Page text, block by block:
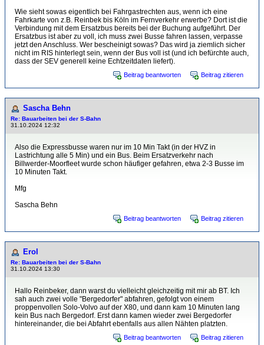
Wie sieht sowas eigentlich bei Fahrgastrechten aus, wenn ich eine
Fahrkarte von z.B. Reinbek bis Köln im Fernverkehr erwerbe? Dort ist die
Verbindung mit dem Ersatzbus bereits bei der Buchung aufgeführt. Der
Ersatzbus ist aber zu voll, ich muss zwei Busse fahren lassen, verpasse
jetzt den Anschluss. Wer bescheinigt sowas? Das wird ja ziemlich sicher
nicht im RIS hinterlegt sein, wenn der Bus voll ist (und ich befürchte auch,
dass der SEV generell keine Echtzeitdaten liefert).
Beitrag beantworten Beitrag zitieren
Sascha Behn
Re: Bauarbeiten bei der S-Bahn
31.10.2024 12:32
Also die Expressbusse waren nur im 10 Min Takt (in der HVZ in
Lastrichtung alle 5 Min) und ein Bus. Beim Ersatzverkehr nach
Billwerder-Moorfleet wurde schon häufiger gefahren, etwa 2-3 Busse im
10 Minuten Takt.
Mfg
Sascha Behn
Beitrag beantworten Beitrag zitieren
Erol
Re: Bauarbeiten bei der S-Bahn
31.10.2024 13:30
Hallo Reinbeker, dann warst du vielleicht gleichzeitig mit mir ab BT. Ich
sah auch zwei volle "Bergedorfer" abfahren, gefolgt von einem
proppenvollen Solo-Volvo auf der X80, und dann kam 10 Minuten lang
kein Bus nach Bergedorf. Erst dann kamen wieder zwei Bergedorfer
hintereinander, die bei Abfahrt ebenfalls aus allen Nähten platzten.
Beitrag beantworten Beitrag zitieren